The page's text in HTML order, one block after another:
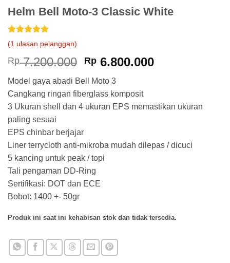
Helm Bell Moto-3 Classic White
Peringkat5
dari 5
berdasarkan
1
penilaian
(1 ulasan pelanggan)
Rp7.200.000 Harga
adalah:
Rp 7.200.000.
Rp 6.800.000Harga
Rp
Model gaya abadi Bell Moto 3
Cangkang ringan fiberglass komposit
3 Ukuran shell dan 4 ukuran EPS memastikan ukuran
paling sesuai
EPS chinbar berjajar
Liner terrycloth anti-mikroba mudah dilepas / dicuci
5 kancing untuk peak / topi
Tali pengaman DD-Ring
Sertifikasi: DOT dan ECE
Bobot: 1400 +- 50gr
Produk ini saat ini kehabisan stok dan tidak tersedia.